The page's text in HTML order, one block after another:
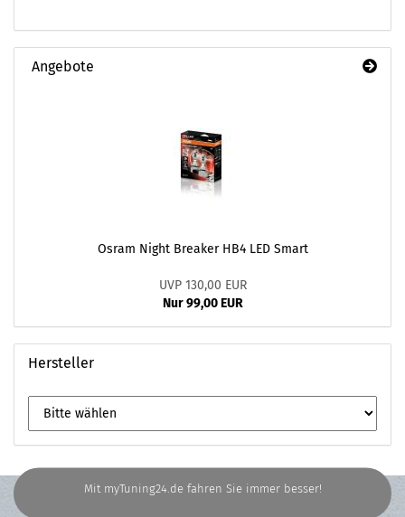
Angebote
Osram Night Breaker HB4 LED Smart
UVP 130,00 EUR
Nur 99,00 EUR
Hersteller
Mit myTuning24.de fahren Sie immer besser!